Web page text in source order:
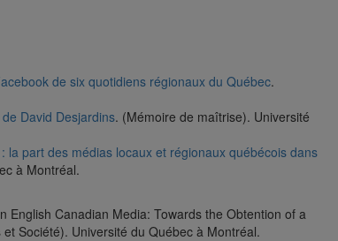
de six quotidiens régionaux du Québec.
David Desjardins. (Mémoire de maîtrise). Université
part des médias locaux et régionaux québécois dans
à Montréal.
Canadian Media: Towards the Obtention of a
Société). Université du Québec à Montréal.